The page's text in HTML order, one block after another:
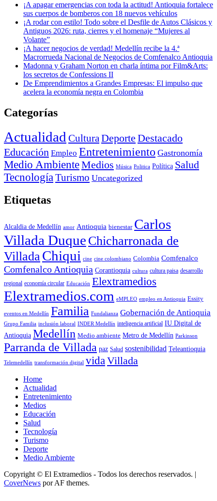
¡A apagar emergencias con toda la actitud! Antioquia fortalece
sus cuerpos de bomberos con 18 nuevos vehículos
¡A rodar con estilo! Todo sobre el Desfile de Autos Clásicos y
Antiguos 2026: ruta, cierres y el homenaje “Mujeres al
Volante”
¡A hacer negocios de verdad! Medellín recibe la 4.ª
Macrorrueda Nacional de Negocios de Comfenalco Antioquia
Madonna y Graham Norton en charla íntima por Film&Arts:
los secretos de Confessions II
De Emprendimientos a Grandes Empresas: El impulso que
acelera la economía negra en Colombia
Categorías
Actualidad CulturaDeporte Destacado
Educación Empleo Entretenimiento Gastronomía
Medio AmbienteMedios Música Politica Política Salud
Tecnología Turismo Uncategorized
Etiquetas
Alcaldia de Medellín amor Antioquia bienestar Carlos
Villada Duque Chicharronada de
Villada Chiqui cine cine colombiano Colombia Comfenalco
Comfenalco Antioquia Corantioquia cultura cultura paisa desarrollo
regional economía circular Educación Elextramedios
Elextramedios.com eMPLEO empleo en Antioquia Essity
eventos en Medellín Familia Fundalianza Gobernación de Antioquia
Grupo Familia inclusión laboral INDER Medellín inteligencia artificial IU Digital de
Antioquia Medellín Medio ambiente Metro de Medellín Parkinson
Parranda de Villada paz Salud sostenibilidad Teleantioquia
Telemedellín transformación digital vida Villada
Home
Actualidad
Entretenimiento
Medios
Educación
Salud
Tecnología
Turismo
Deporte
Medio Ambiente
Copyright © El Extramedios - Todos los derechos reservados. |
CoverNews por AF themes.